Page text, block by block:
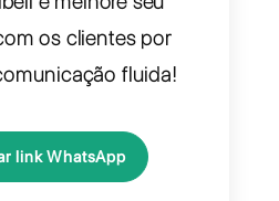
e profissionais que
a comunicação
você pode